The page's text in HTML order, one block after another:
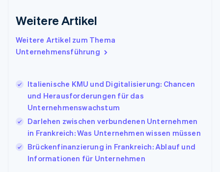
Weitere Artikel
Weitere Artikel zum Thema
Unternehmensführung
Italienische KMU und Digitalisierung: Chancen
und Herausforderungen für das
Unternehmenswachstum
Darlehen zwischen verbundenen Unternehmen
in Frankreich: Was Unternehmen wissen müssen
Brückenfinanzierung in Frankreich: Ablauf und
Informationen für Unternehmen
English
English
Italien
日本語 English
EnglishFrançais
Kroatien
EnglishItaliano
Lettland
Liechtenstein
DeutschEnglish